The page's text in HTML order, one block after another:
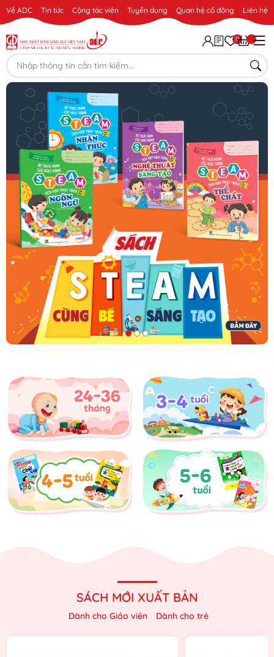
Về ADC Tin tức Cộng tác viên Tuyển dụng Quan hệ cổ đông Liên hệ
0
SÁCH MỚI XUẤT BẢN
Dành cho Giáo viên Dành cho trẻ